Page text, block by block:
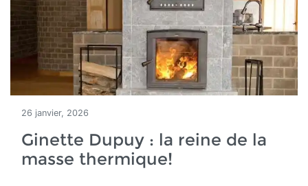
26 janvier, 2026
Ginette Dupuy : la reine de la
masse thermique!